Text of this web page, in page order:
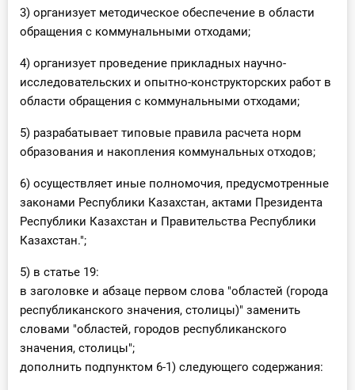
3) организует методическое обеспечение в области
обращения c коммунальными отходами;
4) организует проведение прикладных научно-
исследовательских и опытно-конструкторских работ в
области обращения с коммунальными отходами;
5) разрабатывает типовые правила расчета норм
образования и накопления коммунальных отходов;
6) осуществляет иные полномочия, предусмотренные
законами Республики Казахстан, актами Президента
Республики Казахстан и Правительства Республики
Казахстан.";
5) в статье 19:
в заголовке и абзаце первом слова "областей (города
республиканского значения, столицы)" заменить
словами "областей, городов республиканского
значения, столицы";
дополнить подпунктом 6-1) следующего содержания: